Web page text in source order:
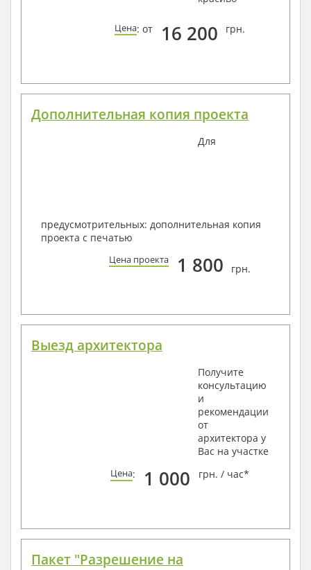
Цена: от 16 200 грн.
Дополнительная копия проекта
Для
предусмотрительных: дополнительная копия
проекта с печатью
Цена проекта 1 800 грн.
Выезд архитектора
Получите
консультацию
и
рекомендации
от
архитектора у
Вас на участке
Цена: 1 000 грн. / час*
Пакет "Разрешение на